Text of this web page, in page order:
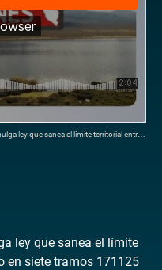
sanea el límite territorial entre Arequipa y Cusco
ley que sanea el límite
en siete tramos 171125